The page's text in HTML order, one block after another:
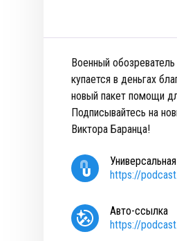
Военный
купается в деньгах
новый пакет помощи
Подписывайтесь на
Виктора Баранца!
https://
Авто-ссылка
https://